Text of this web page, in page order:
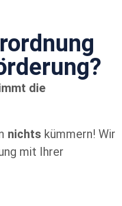
die
nichts kümmern! Wir
mit Ihrer